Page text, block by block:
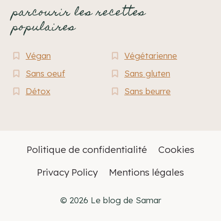
parcourir les recettes
populaires
Végan
Végétarienne
Sans oeuf
Sans gluten
Détox
Sans beurre
Politique de confidentialité
Cookies
Privacy Policy
Mentions légales
© 2026 Le blog de Samar